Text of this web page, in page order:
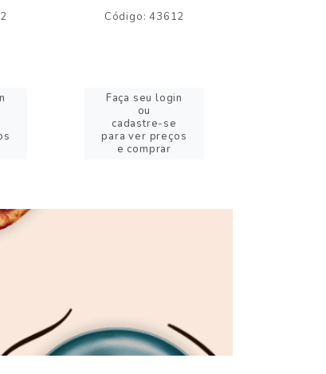
Código: 43612
Faça seu login
ou
cadastre-se
para ver preços
e comprar